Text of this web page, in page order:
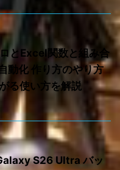
とExcel関数と組み合
動化 作り方のやり方
る使い方を解説
S26 Ultra バッ